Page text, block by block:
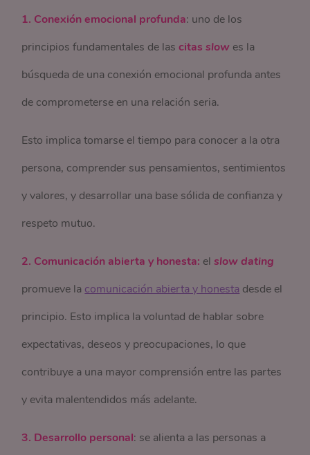
1. Conexión emocional profunda: uno de los
principios fundamentales de lascitasslow es la
búsqueda de una conexión emocional profunda antes
de comprometerse en una relación seria.
Esto implica tomarse el tiempo para conocer a la otra
persona, comprender sus pensamientos, sentimientos
y valores, y desarrollar una base sólida de confianza y
respeto mutuo.
2. Comunicación abierta y honesta: elslowdating
promueve la comunicación abierta y honesta desde el
principio. Esto implica la voluntad de hablar sobre
expectativas, deseos y preocupaciones, lo que
contribuye a una mayor comprensión entre las partes
y evita malentendidos más adelante.
3. Desarrollo personal: se alienta a las personas a